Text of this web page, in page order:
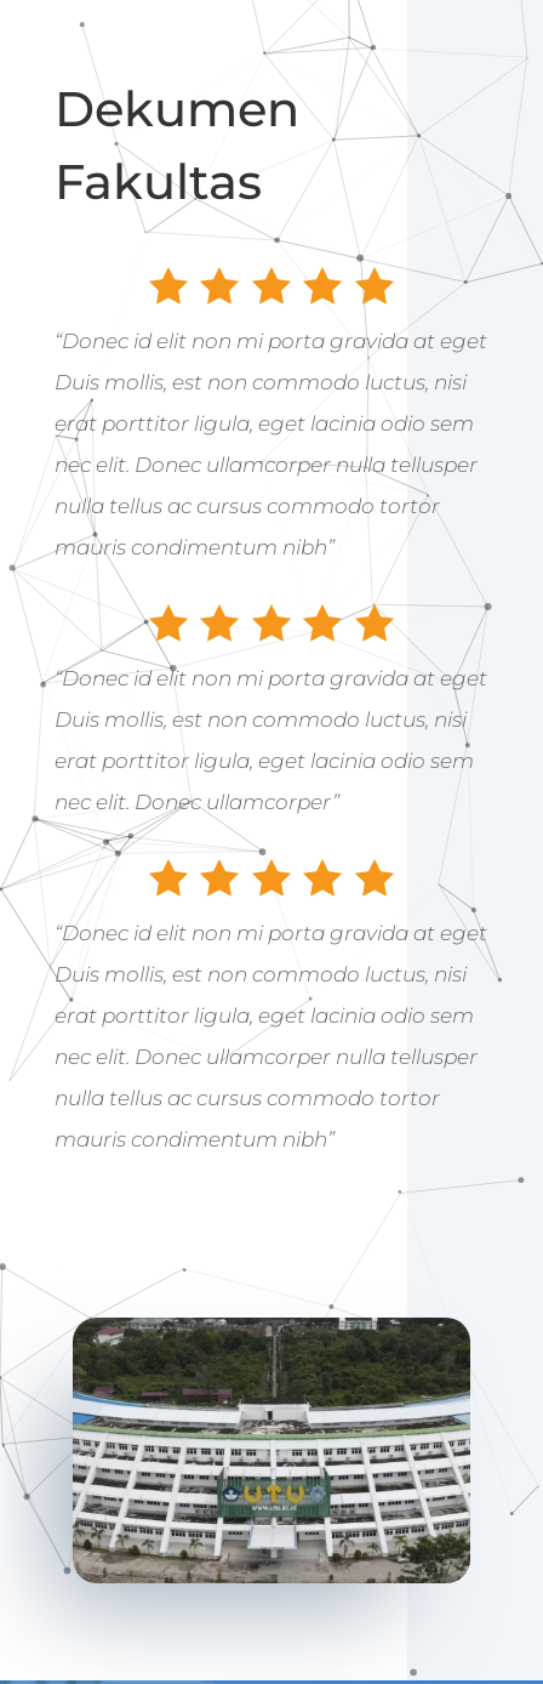
Dekumen
Fakultas
“Donec id elit non mi porta gravida at eget
Duis mollis, est non commodo luctus, nisi
erat porttitor ligula, eget lacinia odio sem
nec elit. Donec ullamcorper nulla tellusper
nulla tellus ac cursus commodo tortor
mauris condimentum nibh”
“Donec id elit non mi porta gravida at eget
Duis mollis, est non commodo luctus, nisi
erat porttitor ligula, eget lacinia odio sem
nec elit. Donec ullamcorper”
“Donec id elit non mi porta gravida at eget
Duis mollis, est non commodo luctus, nisi
erat porttitor ligula, eget lacinia odio sem
nec elit. Donec ullamcorper nulla tellusper
nulla tellus ac cursus commodo tortor
mauris condimentum nibh”